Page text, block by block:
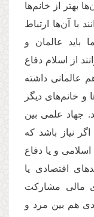
بهتر از خانم‌ها
با آن‌ها ارتباط
باید عالمان و
از اسلام دفاع
عالمانی داشته
و خانم‌های دیگر
جهاد علمی بین
نیاز باشد که
و یا دفاع
اقتصادی یا
مالی مشارکت
هم بین مرد و